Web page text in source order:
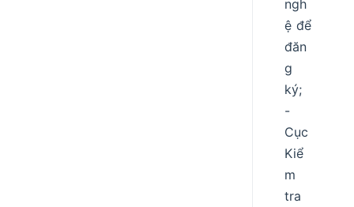
ngh
ệ để
đăn
g
ký;
-
Cục
Kiể
m
tra